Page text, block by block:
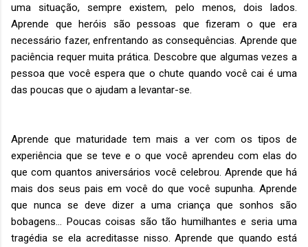
uma situação, sempre existem, pelo menos, dois lados.
Aprende que heróis são pessoas que fizeram o que era
necessário fazer, enfrentando as consequências. Aprende que
paciência requer muita prática. Descobre que algumas vezes a
pessoa que você espera que o chute quando você cai é uma
das poucas que o ajudam a levantar-se.
Aprende que maturidade tem mais a ver com os tipos de
experiência que se teve e o que você aprendeu com elas do
que com quantos aniversários você celebrou. Aprende que há
mais dos seus pais em você do que você supunha. Aprende
que nunca se deve dizer a uma criança que sonhos são
bobagens… Poucas coisas são tão humilhantes e seria uma
tragédia se ela acreditasse nisso. Aprende que quando está